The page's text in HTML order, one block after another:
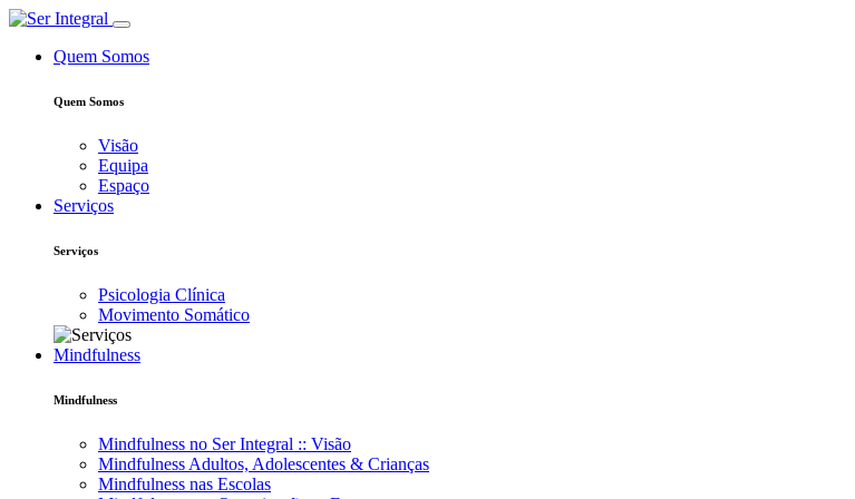
Quem Somos
Quem Somos
Visão
Equipa
Espaço
Serviços
Serviços
Psicologia Clínica
Movimento Somático
Mindfulness
Mindfulness
Mindfulness no Ser Integral :: Visão
Mindfulness Adultos, Adolescentes & Crianças
Mindfulness nas Escolas